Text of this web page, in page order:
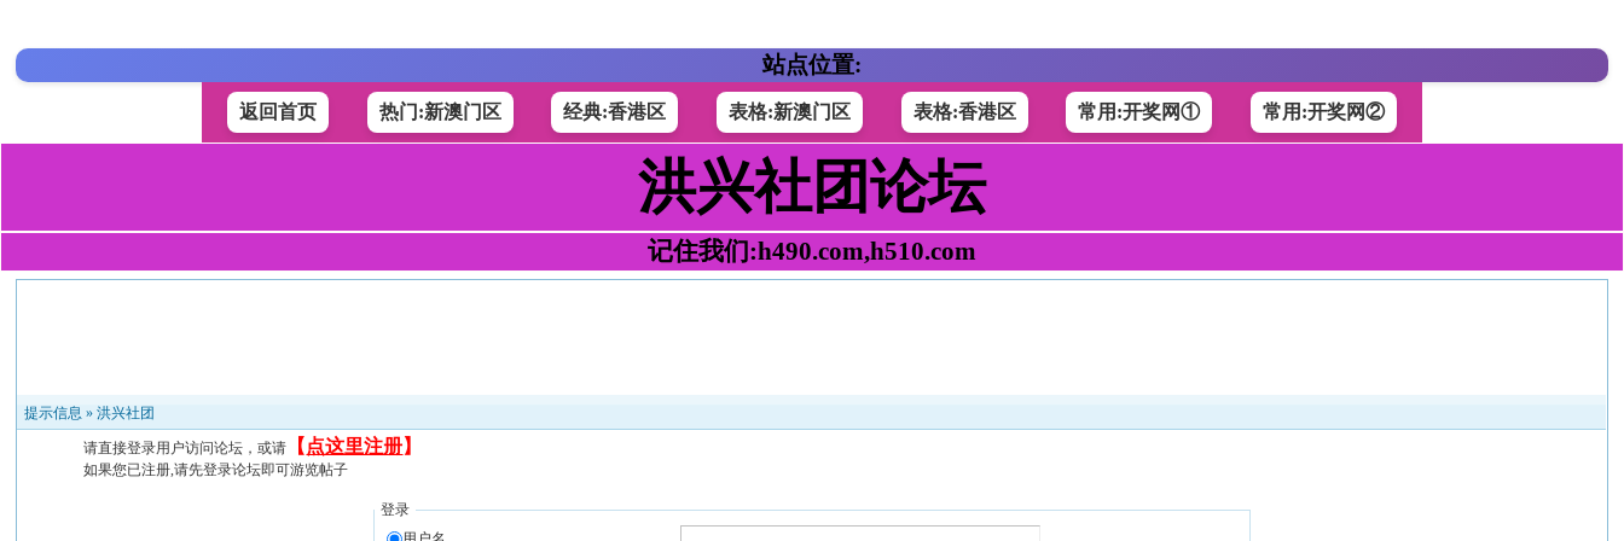
站点位置:
返回首页 热门:新澳门区 经典:香港区 表格:新澳门区 表格:香港区 常用:开奖网① 常用:开奖网②
洪兴社团论坛
记住我们:h490.com,h510.com
提示信息 »洪兴社团
请直接登录用户访问论坛，或请 【 点这里注册】
如果您已注册,请先登录论坛即可游览帖子
登录